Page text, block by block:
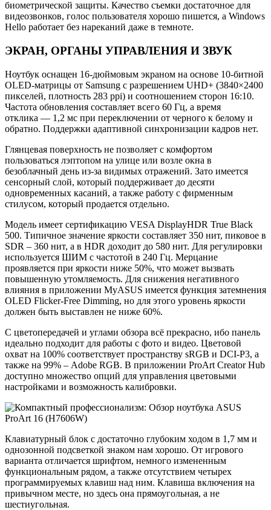
биометрической защиты. Качество съемки достаточное для
видеозвонков, голос пользователя хорошо пишется, а Windows
Hello работает без нареканий даже в темноте.
ЭКРАН, ОРГАНЫ УПРАВЛЕНИЯ И ЗВУК
Ноутбук оснащен 16-дюймовым экраном на основе 10-битной
OLED-матрицы от Samsung с разрешением UHD+ (3840×2400
пикселей, плотность 283 ppi) и соотношением сторон 16:10.
Частота обновления составляет всего 60 Гц, а время
отклика — 1,2 мс при переключении от черного к белому и
обратно. Поддержки адаптивной синхронизации кадров нет.
Глянцевая поверхность не позволяет с комфортом
пользоваться лэптопом на улице или возле окна в
безоблачный день из-за видимых отражений. Зато имеется
сенсорный слой, который поддерживает до десяти
одновременных касаний, а также работу с фирменным
стилусом, который продается отдельно.
Модель имеет сертификацию VESA DisplayHDR True Black
500. Типичное значение яркости составляет 350 нит, пиковое в
SDR – 360 нит, а в HDR доходит до 580 нит. Для регулировки
используется ШИМ с частотой в 240 Гц. Мерцание
проявляется при яркости ниже 50%, что может вызвать
повышенную утомляемость. Для снижения негативного
влияния в приложении MyASUS имеется функция затемнения
OLED Flicker-Free Dimming, но для этого уровень яркости
должен быть выставлен не ниже 60%.
С цветопередачей и углами обзора всё прекрасно, ибо панель
идеально подходит для работы с фото и видео. Цветовой
охват на 100% соответствует пространству sRGB и DCI-P3, а
также на 99% – Adobe RGB. В приложении ProArt Creator Hub
доступно множество опций для управления цветовыми
настройками и возможность калибровки.
Клавиатурный блок с достаточно глубоким ходом в 1,7 мм и
однозонной подсветкой знаком нам хорошо. От игрового
варианта отличается шрифтом, немного измененным
функциональным рядом, а также отсутствием четырех
программируемых клавиш над ним. Клавиша включения на
привычном месте, но здесь она прямоугольная, а не
шестиугольная.